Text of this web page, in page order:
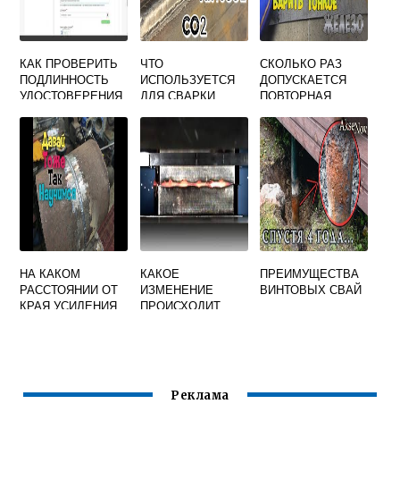
КАК ПРОВЕРИТЬ
ПОДЛИННОСТЬ
УДОСТОВЕРЕНИЯ
ЧТО
ИСПОЛЬЗУЕТСЯ
ДЛЯ СВАРКИ
СКОЛЬКО РАЗ
ДОПУСКАЕТСЯ
ПОВТОРНАЯ
ОДНОМ И ТОМ
НА КАКОМ
РАССТОЯНИИ ОТ
КРАЯ УСИЛЕНИЯ
КАКОЕ
ИЗМЕНЕНИЕ
ПРОИСХОДИТ
ВОРОТНИК
ПРЕИМУЩЕСТВА
ВИНТОВЫХ СВАЙ
Реклама